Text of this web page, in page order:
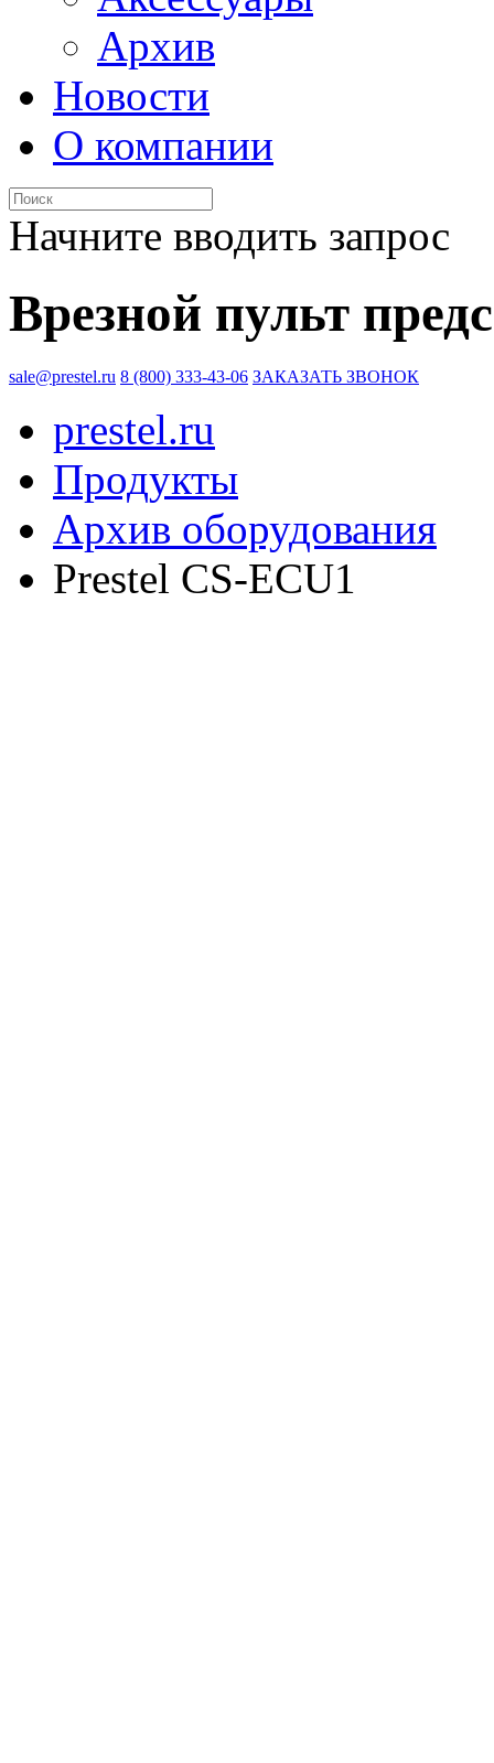
Архив
Новости
О компании
Начните вводить запрос
Врезной пульт
sale@prestel.ru 8 (800) 333-43-06 ЗАКАЗАТЬ ЗВОНОК
prestel.ru
Продукты
Архив оборудования
Prestel CS-ECU1